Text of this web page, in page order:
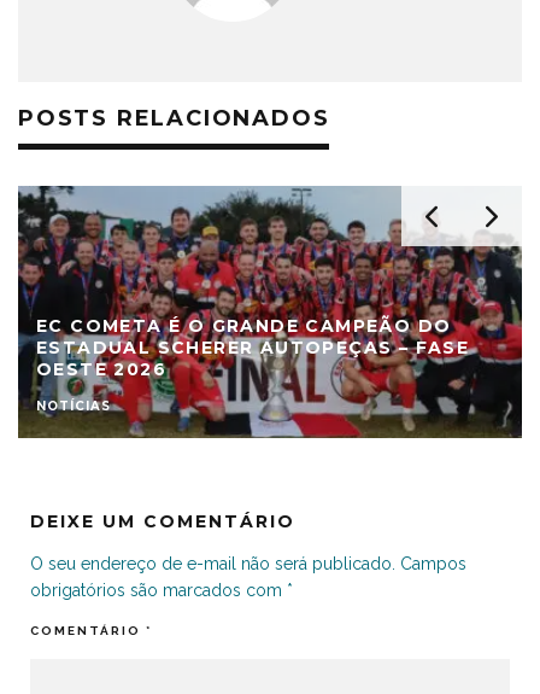
POSTS RELACIONADOS
EC COMETA É O GRANDE CAMPEÃO DO
ESTADUAL SCHERER AUTOPEÇAS – FASE
OESTE 2026
NOTÍCIAS
DEIXE UM COMENTÁRIO
O seu endereço de e-mail não será publicado. Campos
obrigatórios são marcados com *
COMENTÁRIO *